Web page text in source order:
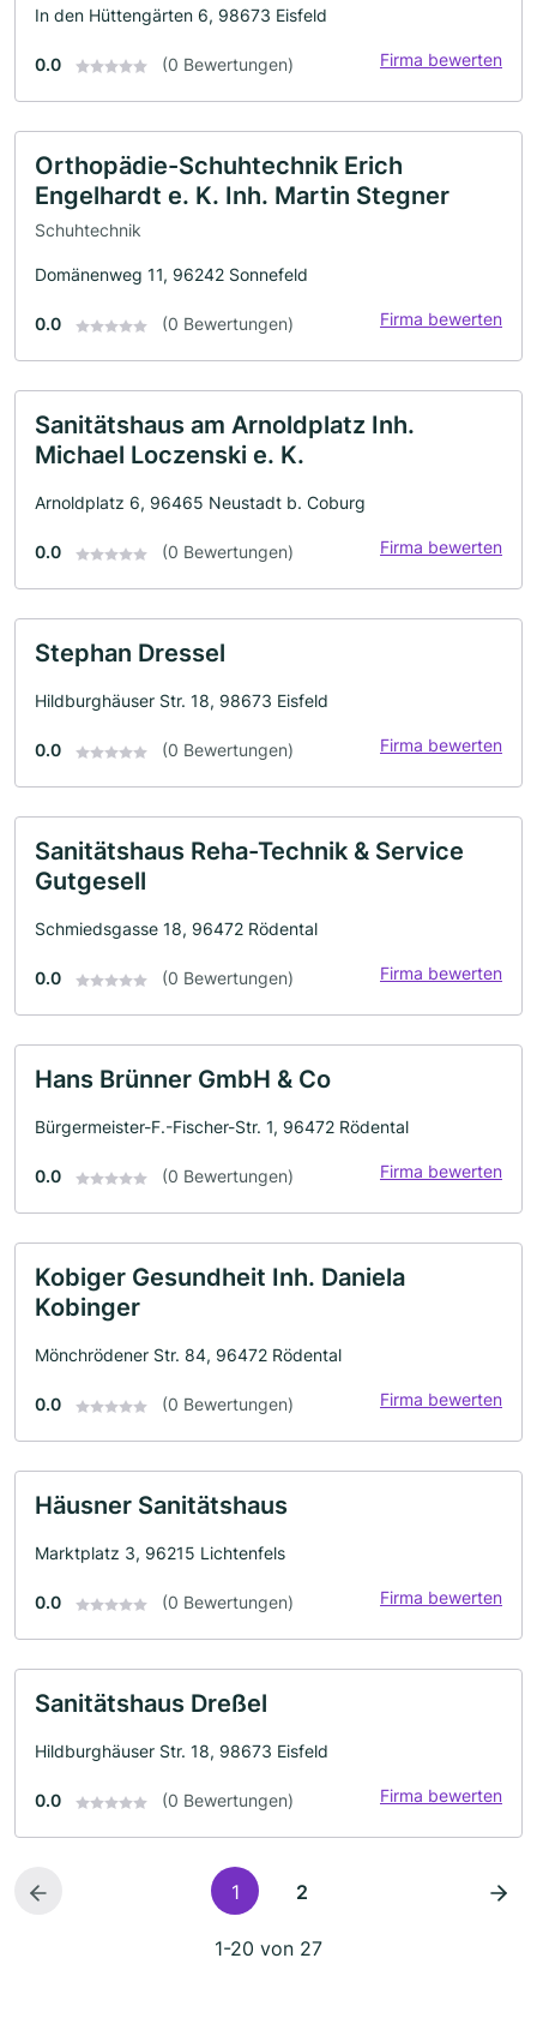
In den Hüttengärten 6, 98673 Eisfeld
0.0 (0 Bewertungen) Firma bewerten
Orthopädie-Schuhtechnik Erich
Engelhardt e. K. Inh. Martin Stegner
Schuhtechnik
Domänenweg 11, 96242 Sonnefeld
0.0 (0 Bewertungen) Firma bewerten
Sanitätshaus am Arnoldplatz Inh.
Michael Loczenski e. K.
Arnoldplatz 6, 96465 Neustadt b. Coburg
0.0 (0 Bewertungen) Firma bewerten
Stephan Dressel
Hildburghäuser Str. 18, 98673 Eisfeld
0.0 (0 Bewertungen) Firma bewerten
Sanitätshaus Reha-Technik & Service
Gutgesell
Schmiedsgasse 18, 96472 Rödental
0.0 (0 Bewertungen) Firma bewerten
Hans Brünner GmbH & Co
Bürgermeister-F.-Fischer-Str. 1, 96472 Rödental
0.0 (0 Bewertungen) Firma bewerten
Kobiger Gesundheit Inh. Daniela
Kobinger
Mönchrödener Str. 84, 96472 Rödental
0.0 (0 Bewertungen) Firma bewerten
Häusner Sanitätshaus
Marktplatz 3, 96215 Lichtenfels
0.0 (0 Bewertungen) Firma bewerten
Sanitätshaus Dreßel
Hildburghäuser Str. 18, 98673 Eisfeld
0.0 (0 Bewertungen) Firma bewerten
1 2
1-20 von 27